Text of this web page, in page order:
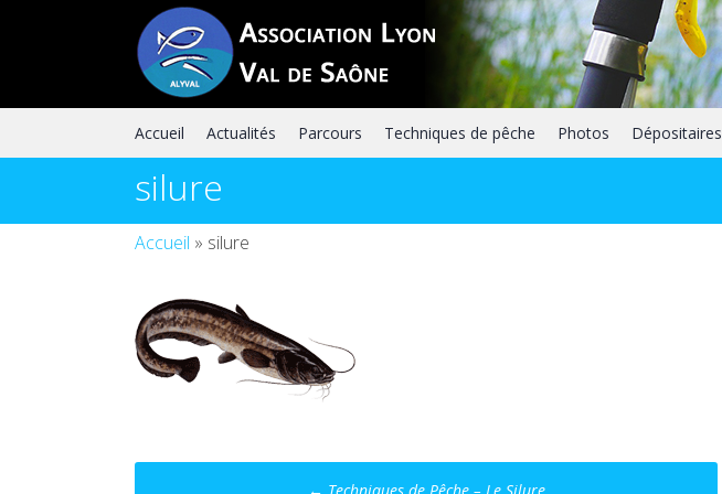
Accueil Actualités Parcours Techniques de pêche Photos Dépositaires
silure
Accueil » silure
Post ← Techniques de Pêche – Le Silure